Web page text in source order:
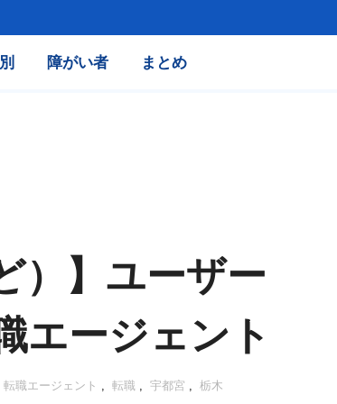
障がい者 まとめ
）】ユーザー
エージェント
転職エージェント , 転職 , 宇都宮 , 栃木